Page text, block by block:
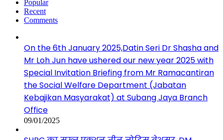
Popular
Recent
Comments
On the 6th January 2025,Datin Seri Dr Shasha and
Mr Loh Jun have ushered our new year 2025 with
Special Invitation Briefing from Mr Ramacantiran
the Social Welfare Department (Jabatan
Kebajikan Masyarakat) at Subang Jaya Branch
Office
09/01/2025